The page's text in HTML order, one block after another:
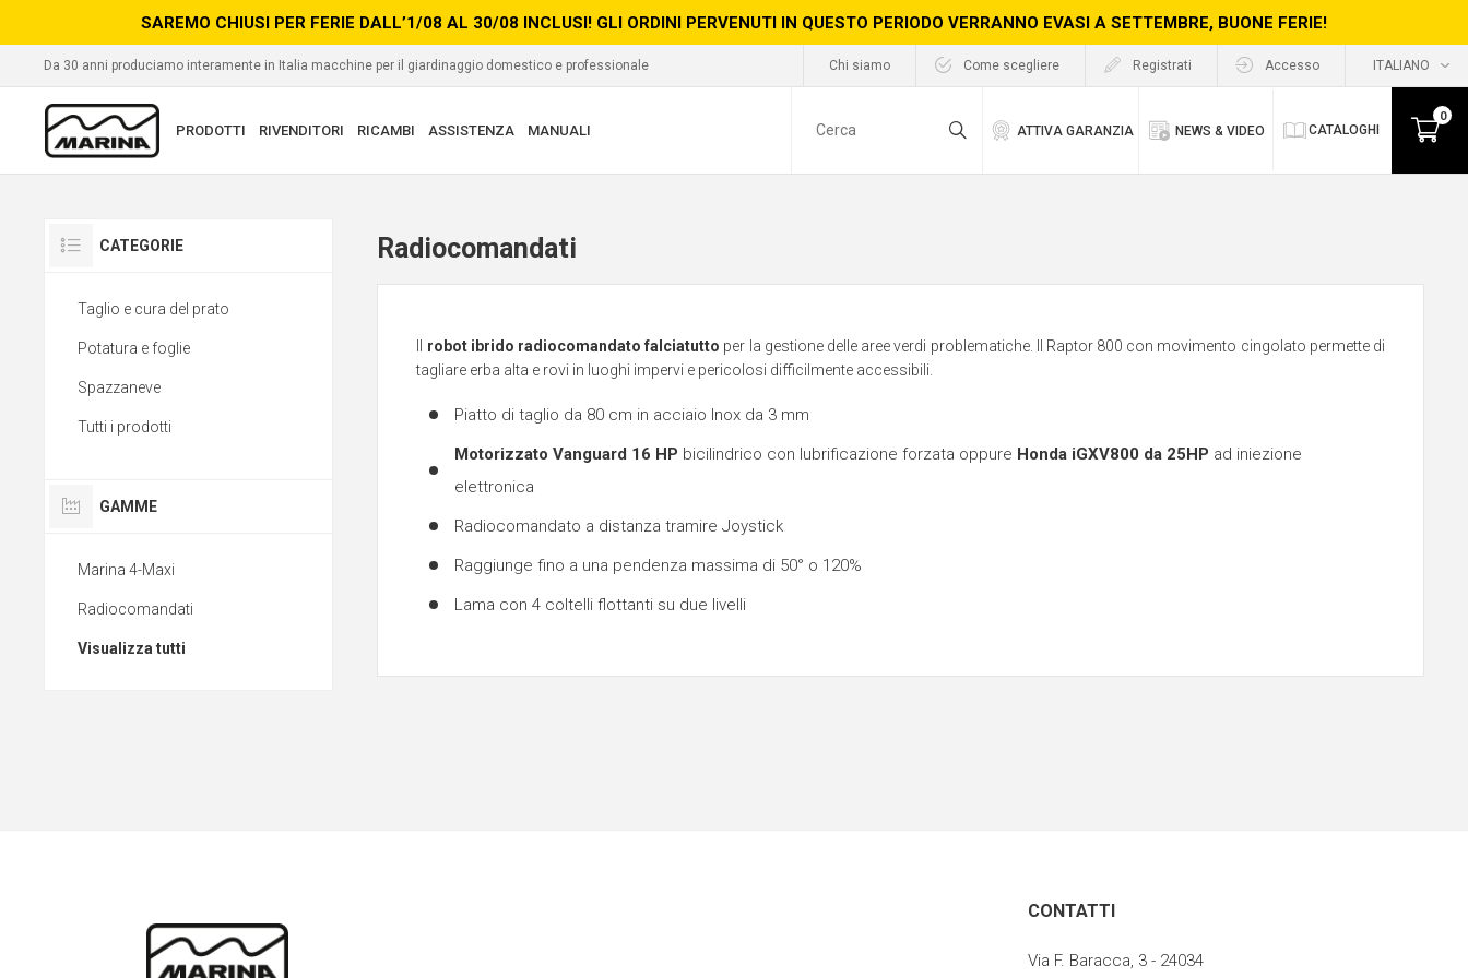
SAREMO CHIUSI PER FERIE DALL’1/08 AL 30/08 INCLUSI! GLI ORDINI PERVENUTI IN QUESTO PERIODO VERRANNO EVASI A SETTEMBRE, BUONE FERIE!
Da 30 anni produciamo interamente in Italia macchine per il giardinaggio domestico e professionale Chi siamo Come scegliere Registrati Accesso
PRODOTTI RIVENDITORI RICAMBI ASSISTENZA MANUALI ATTIVA GARANZIA NEWS & VIDEO CATALOGHI
0
Radiocomandati
robot ibrido radiocomandato falciatutto per la gestione delle aree verdi problematiche. Il Raptor 800 con movimento cingolato permette di
tagliare erba alta e rovi in luoghi impervi e pericolosi difficilmente accessibili.
Piatto di taglio da 80 cm in acciaio Inox da 3 mm
Motorizzato Vanguard 16 HP bicilindrico con lubrificazione forzata oppure Honda iGXV800 da 25HP ad iniezione
elettronica
Radiocomandato a distanza tramire Joystick
Raggiunge fino a una pendenza massima di 50° o 120%
Lama con 4 coltelli flottanti su due livelli
CATEGORIE
Taglio e cura del prato
Potatura e foglie
Spazzaneve
Tutti i prodotti
GAMME
Marina 4-Maxi
Radiocomandati
Visualizza tutti
CONTATTI
Via F. Baracca, 3 - 24034